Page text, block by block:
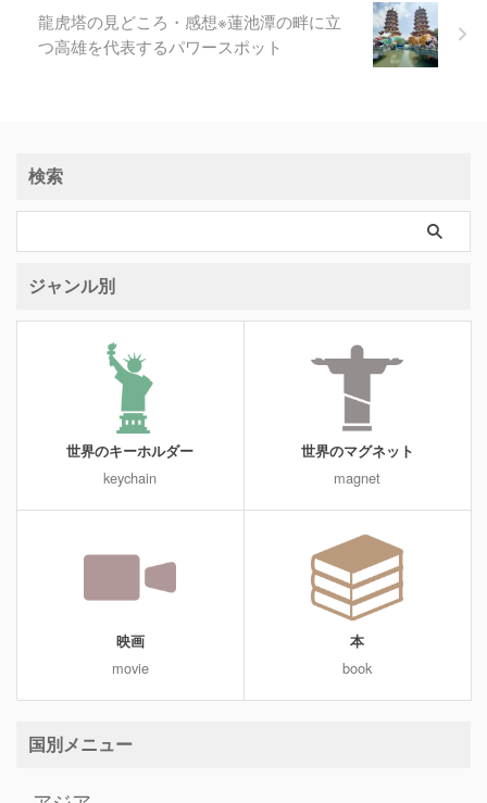
龍虎塔の見どころ・感想※蓮池潭の畔に立
つ高雄を代表するパワースポット
検索
ジャンル別
世界のキーホルダー
keychain
世界のマグネット
magnet
映画
movie
本
book
国別メニュー